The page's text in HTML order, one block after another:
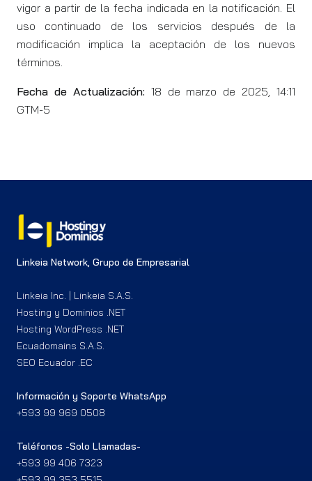
vigor a partir de la fecha indicada en la notificación. El
uso continuado de los servicios después de la
modificación implica la aceptación de los nuevos
términos.
Fecha de Actualización: 18 de marzo de 2025, 14:11
GTM-5
Linkeia Network, Grupo de Empresarial
Linkeia Inc. | Linkeia S.A.S.
Hosting y Dominios .NET
Hosting WordPress .NET
Ecuadomains S.A.S.
SEO Ecuador .EC
Información y Soporte WhatsApp
+593 99 969 0508
Teléfonos -Solo Llamadas-
+593 99 406 7323